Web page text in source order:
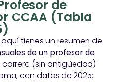
de
CCAA (Tabla
tienes un resumen de
de un profesor de
carrera (sin antigüedad)
con datos de 2025: